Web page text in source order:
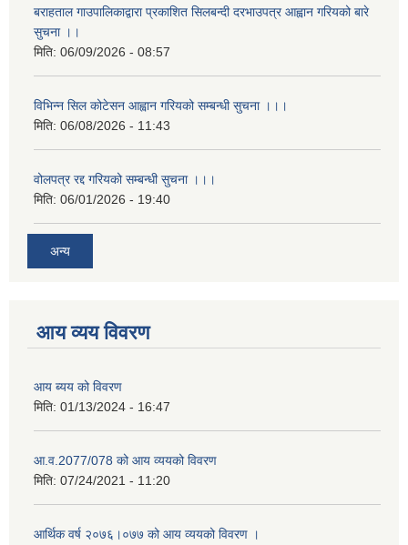
बराहताल गाउपालिकाद्वारा प्रकाशित सिलबन्दी दरभाउपत्र आह्वान गरियको बारे
सुचना ।।
मिति: 06/09/2026 - 08:57
विभिन्न सिल कोटेसन आह्वान गरियको सम्बन्धी सुचना ।।।
मिति: 06/08/2026 - 11:43
वोलपत्र रद्द गरियको सम्बन्धी सुचना ।।।
मिति: 06/01/2026 - 19:40
अन्य
आय व्यय विवरण
आय ब्यय को विवरण
मिति: 01/13/2024 - 16:47
आ.व.2077/078 को आय व्ययको विवरण
मिति: 07/24/2021 - 11:20
आर्थिक वर्ष २०७६।०७७ को आय व्ययको विवरण ।